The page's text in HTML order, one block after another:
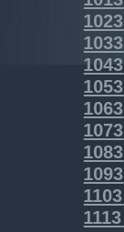
1023
1033
1043
1053
1063
1073
1083
1093
1103
1113